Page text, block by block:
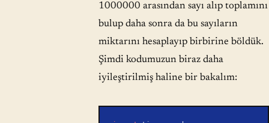
1000000 arasından sayı alıp toplamını
bulup daha sonra da bu sayıların
miktarını hesaplayıp birbirine böldük.
Şimdi kodumuzun biraz daha
iyileştirilmiş haline bir bakalım: